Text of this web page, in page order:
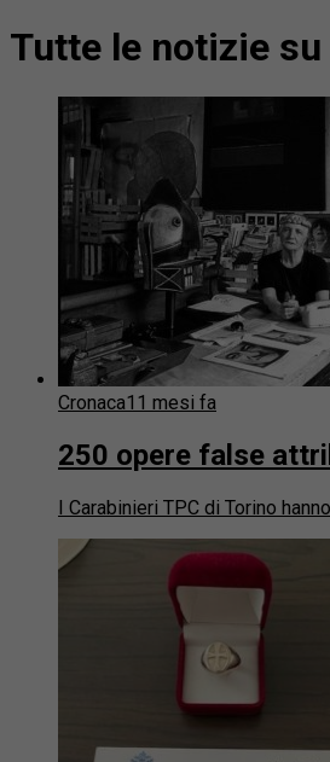
Tutte le notizie
Cronaca11 mesi fa
250 opere false
I Carabinieri TPC di Torino